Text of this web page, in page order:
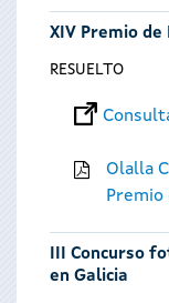
XIV Premio de
RESUELTO
Olalla
Premio
III Concurso
en Galicia